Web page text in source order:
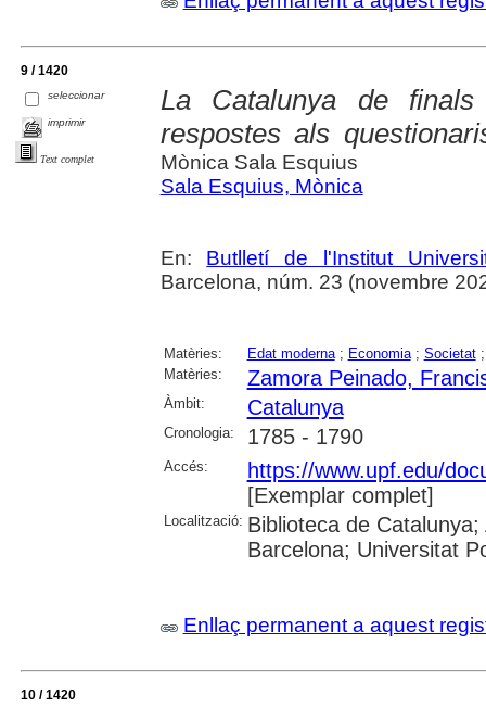
9 / 1420
seleccionar
imprimir
Text complet
La Catalunya de
respostes als
Mònica Sala Esquius
Sala Esquius, Mònica
En: Butlletí de l'Institut
Barcelona, núm. 23 (novembre
Matèries: Edat moderna; Economia; Societat
Matèries:
Zamora Peinado,
Àmbit: Catalunya
Cronologia: 1785 - 1790
Accés:
https://www.upf.edu/
[Exemplar complet]
Localització: Biblioteca de
Barcelona; Universitat
Enllaç permanent a aquest
10 / 1420